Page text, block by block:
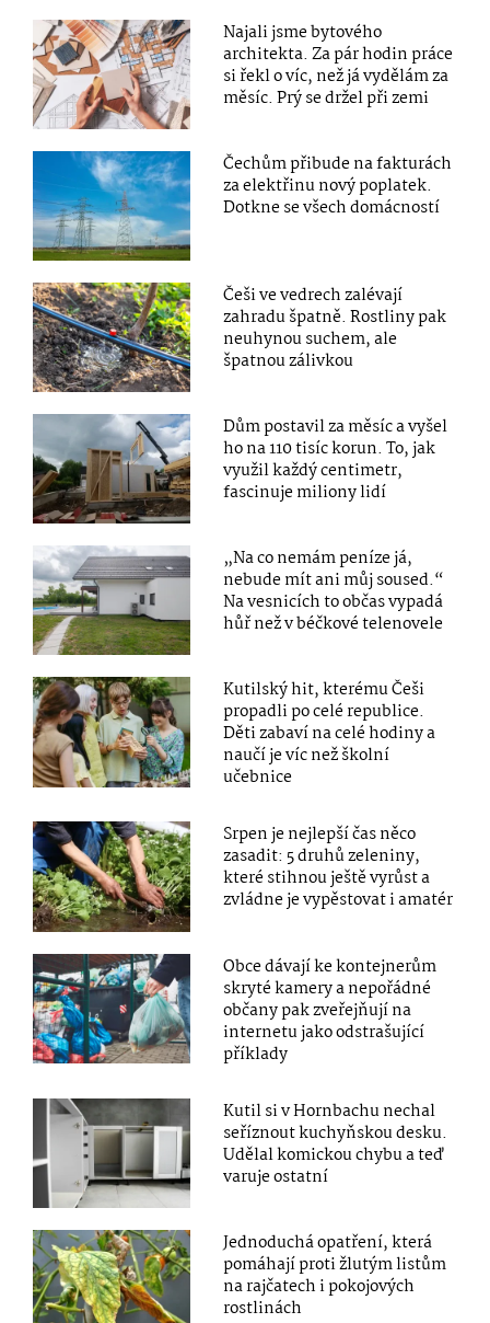
Najali jsme bytového
architekta. Za pár hodin práce
si řekl o víc, než já vydělám za
měsíc. Prý se držel při zemi
Čechům přibude na fakturách
za elektřinu nový poplatek.
Dotkne se všech domácností
Češi ve vedrech zalévají
zahradu špatně. Rostliny pak
neuhynou suchem, ale
špatnou zálivkou
Dům postavil za měsíc a vyšel
ho na 110 tisíc korun. To, jak
využil každý centimetr,
fascinuje miliony lidí
„Na co nemám peníze já,
nebude mít ani můj soused.“
Na vesnicích to občas vypadá
hůř než v béčkové telenovele
Kutilský hit, kterému Češi
propadli po celé republice.
Děti zabaví na celé hodiny a
naučí je víc než školní
učebnice
Srpen je nejlepší čas něco
zasadit: 5 druhů zeleniny,
které stihnou ještě vyrůst a
zvládne je vypěstovat i amatér
Obce dávají ke kontejnerům
skryté kamery a nepořádné
občany pak zveřejňují na
internetu jako odstrašující
příklady
Kutil si v Hornbachu nechal
seříznout kuchyňskou desku.
Udělal komickou chybu a teď
varuje ostatní
Jednoduchá opatření, která
pomáhají proti žlutým listům
na rajčatech i pokojových
rostlinách